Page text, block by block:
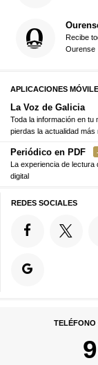
Recibe
Ourense
APLICACIONES
La Voz de Galicia
Toda la información en tu
pierdas la actualidad más
Periódico en PDF
La experiencia de
digital
REDES SOCIALES
TELÉFONO